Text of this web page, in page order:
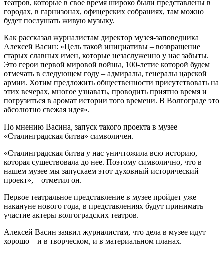
театров, которые в свое время широко были представлены в
городах, в гарнизонах, офицерских собраниях, там можно
будет послушать живую музыку.
Как рассказал журналистам директор музея-заповедника
Алексей Васин: «Цель такой инициативы – возвращение
старых славных имен, которые незаслуженно у нас забыты.
Это герои первой мировой войны, 100-летие которой будем
отмечать в следующем году – адмиралы, генералы царской
армии. Хотим предложить общественности присутствовать на
этих вечерах, многое узнавать, проводить приятно время и
погрузиться в аромат истории того времени. В Волгограде это
абсолютно свежая идея».
По мнению Васина, запуск такого проекта в музее
«Сталинградская битва» символичен.
«Сталинградская битва у нас уничтожила всю историю,
которая существовала до нее. Поэтому символично, что в
нашем музее мы запускаем этот духовный исторический
проект», – отметил он.
Первое театральное представление в музее пройдет уже
накануне нового года, в представлениях будут принимать
участие актеры волгоградских театров.
Алексей Васин заявил журналистам, что дела в музее идут
хорошо – и в творческом, и в материальном планах.